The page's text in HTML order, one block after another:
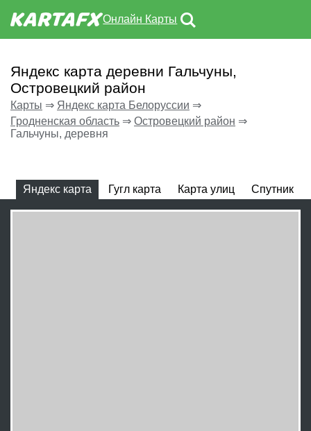
Онлайн Карты
Яндекс карта деревни Гальчуны,
Островецкий район
Карты ⇒ Яндекс карта Белоруссии ⇒
Гродненская область ⇒ Островецкий район ⇒
Гальчуны, деревня
Яндекс карта Гугл карта Карта улиц Спутник